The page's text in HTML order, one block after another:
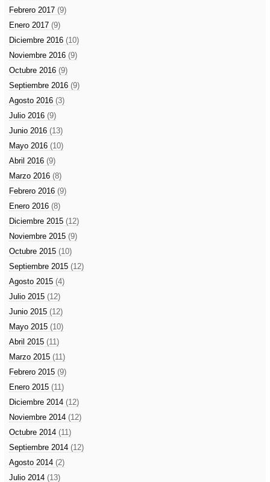
Febrero 2017 (9)
Enero 2017 (9)
Diciembre 2016 (10)
Noviembre 2016 (9)
Octubre 2016 (9)
Septiembre 2016 (9)
Agosto 2016 (3)
Julio 2016 (9)
Junio 2016 (13)
Mayo 2016 (10)
Abril 2016 (9)
Marzo 2016 (8)
Febrero 2016 (9)
Enero 2016 (8)
Diciembre 2015 (12)
Noviembre 2015 (9)
Octubre 2015 (10)
Septiembre 2015 (12)
Agosto 2015 (4)
Julio 2015 (12)
Junio 2015 (12)
Mayo 2015 (10)
Abril 2015 (11)
Marzo 2015 (11)
Febrero 2015 (9)
Enero 2015 (11)
Diciembre 2014 (12)
Noviembre 2014 (12)
Octubre 2014 (11)
Septiembre 2014 (12)
Agosto 2014 (2)
Julio 2014 (13)